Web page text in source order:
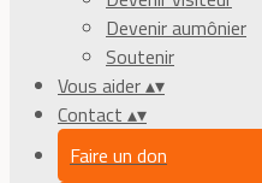
Devenir aumônier
Soutenir
Vous aider▴▾
Contact ▴▾
Faire un don